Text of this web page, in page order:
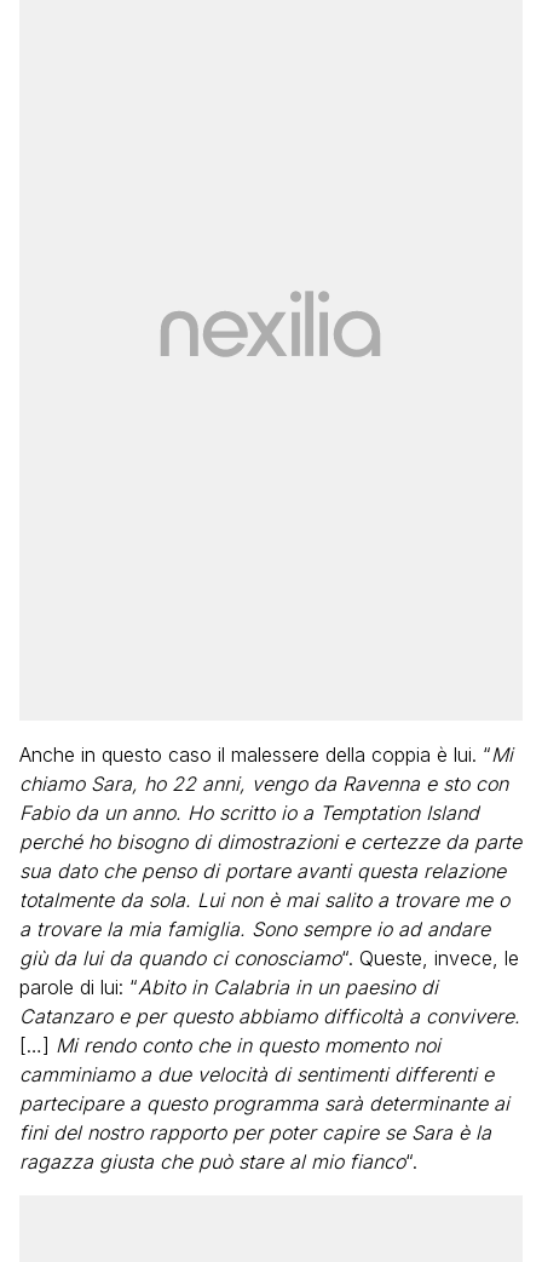
Anche in questo caso il malessere della coppia è lui. “Mi
chiamo Sara, ho 22 anni, vengo da Ravenna e sto con
Fabio da un anno. Ho scritto io a Temptation Island
perché ho bisogno di dimostrazioni e certezze da parte
sua dato che penso di portare avanti questa relazione
totalmente da sola. Lui non è mai salito a trovare me o
a trovare la mia famiglia. Sono sempre io ad andare
giù da lui da quando ci conosciamo“. Queste, invece, le
parole di lui: “Abito in Calabria in un paesino di
Catanzaro e per questo abbiamo difficoltà a convivere.
[…] Mi rendo conto che in questo momento noi
camminiamo a due velocità di sentimenti differenti e
partecipare a questo programma sarà determinante ai
fini del nostro rapporto per poter capire se Sara è la
ragazza giusta che può stare al mio fianco“.